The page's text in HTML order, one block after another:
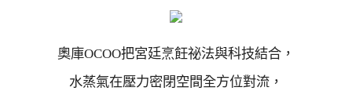
奧庫OCOO把宮廷烹飪祕法與科技結合，
水蒸氣在壓力密閉空間全方位對流，